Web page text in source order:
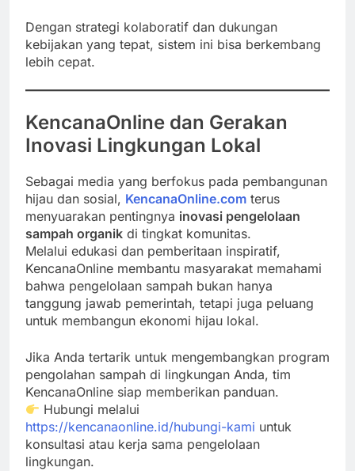
Dengan strategi kolaboratif dan dukungan
kebijakan yang tepat, sistem ini bisa berkembang
lebih cepat.
KencanaOnline dan Gerakan
Inovasi Lingkungan Lokal
Sebagai media yang berfokus pada pembangunan
hijau dan sosial, KencanaOnline.com terus
menyuarakan pentingnya inovasi pengelolaan
sampah organik di tingkat komunitas.
Melalui edukasi dan pemberitaan inspiratif,
KencanaOnline membantu masyarakat memahami
bahwa pengelolaan sampah bukan hanya
tanggung jawab pemerintah, tetapi juga peluang
untuk membangun ekonomi hijau lokal.
Jika Anda tertarik untuk mengembangkan program
pengolahan sampah di lingkungan Anda, tim
KencanaOnline siap memberikan panduan.
Hubungi melalui
https://kencanaonline.id/hubungi-kami untuk
konsultasi atau kerja sama pengelolaan
lingkungan.